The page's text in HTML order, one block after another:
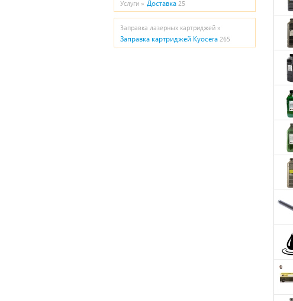
Услуги » Доставка 25
Заправка лазерных картриджей »
Заправка картриджей Kyocera 265